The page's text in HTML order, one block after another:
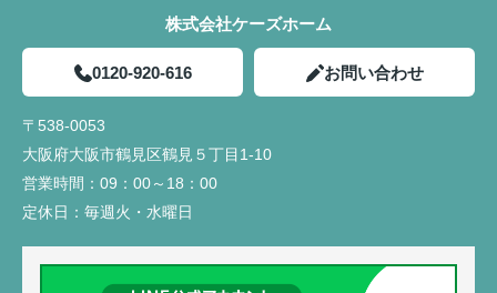
株式会社ケーズホーム
0120-920-616 お問い合わせ
〒538-0053
大阪府大阪市鶴見区鶴見５丁目1-10
営業時間： 09：00～18：00
定休日： 毎週火・水曜日